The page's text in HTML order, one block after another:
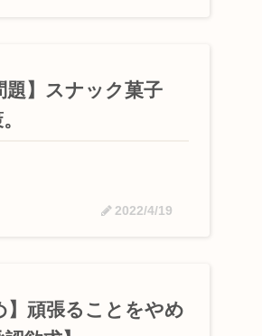
題】スナック菓子
2022/4/19
】頑張ることをやめ